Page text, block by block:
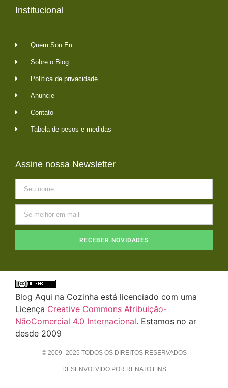
Institucional
Quem Sou Eu
Sobre o Blog
Política de privacidade
Anuncie
Contato
Tabela de pesos e medidas
Assine nossa Newsletter
RECEBER NOVIDADES
Blog Aqui na Cozinha está licenciado com uma
Licença Creative Commons Atribuição-
NãoComercial 4.0 Internacional. Estamos no ar
desde 2009
© 2009 -2025 TODOS OS DIREITOS RESERVADOS
DESENVOLVIDO POR RENATO LINS